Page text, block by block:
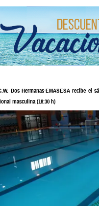
Dos Hermanas-EMASESA recibe el
masculina (18:30 h)